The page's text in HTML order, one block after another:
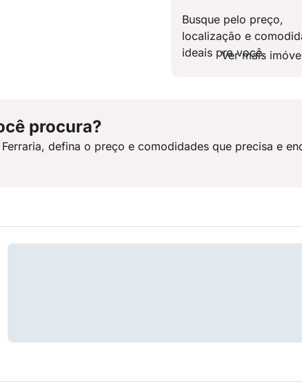
Busque pelo preço,
localização e
ideais pra você.
Ver mais
procura?
defina o preço e comodidades que precisa e